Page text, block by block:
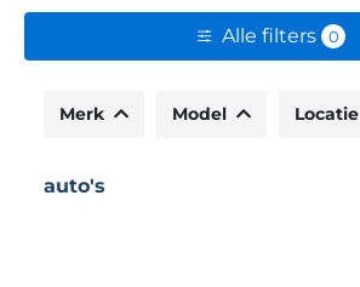
Alle filters 0
Merk Model Locatie
auto's